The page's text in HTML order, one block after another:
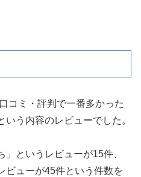
コミ・評判で一番多かった
う内容のレビューでした。
というレビューが15件、
ビューが45件という件数を